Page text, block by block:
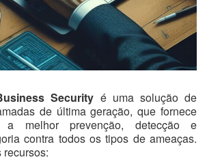
Security é uma solução de
de última geração, que fornece
a melhor prevenção, detecção e
contra todos os tipos de ameaças.